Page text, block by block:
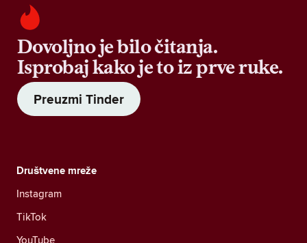
Dovoljno je bilo čitanja.
Isprobaj kako je to iz prve ruke.
Preuzmi Tinder
Društvene mreže
Instagram
TikTok
YouTube